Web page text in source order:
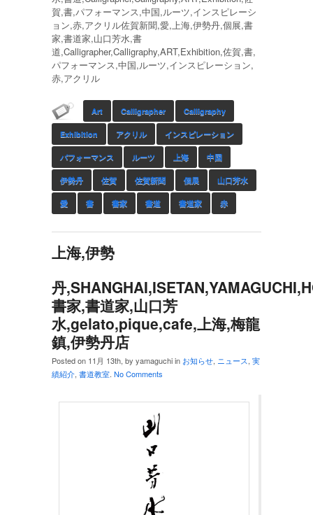
賀,書,パフォーマンス,中国,ルーツ,インスピレーシ
ョン,赤,アクリル佐賀新聞,愛,上海,伊勢丹,個展,書
家,書道家,山口芳水,書
道,Calligrapher,Calligraphy,ART,Exhibition,佐賀,書,
パフォーマンス,中国,ルーツ,インスピレーション,
赤,アクリル
Art Calligrapher Calligraphy
Exhibition アクリル インスピレーション
パフォーマンス ルーツ 上海 中国
伊勢丹 佐賀 佐賀新聞 個展 山口芳水
愛 書 書家 書道 書道家 赤
上海,伊勢
丹
書家,書道家,山口芳
水,gelato,pique,cafe,上海,梅龍
鎮,伊勢丹店
Posted on 11月 13th, by yamaguchi in お知らせ, ニュース, 実
績紹介, 書道教室. No Comments